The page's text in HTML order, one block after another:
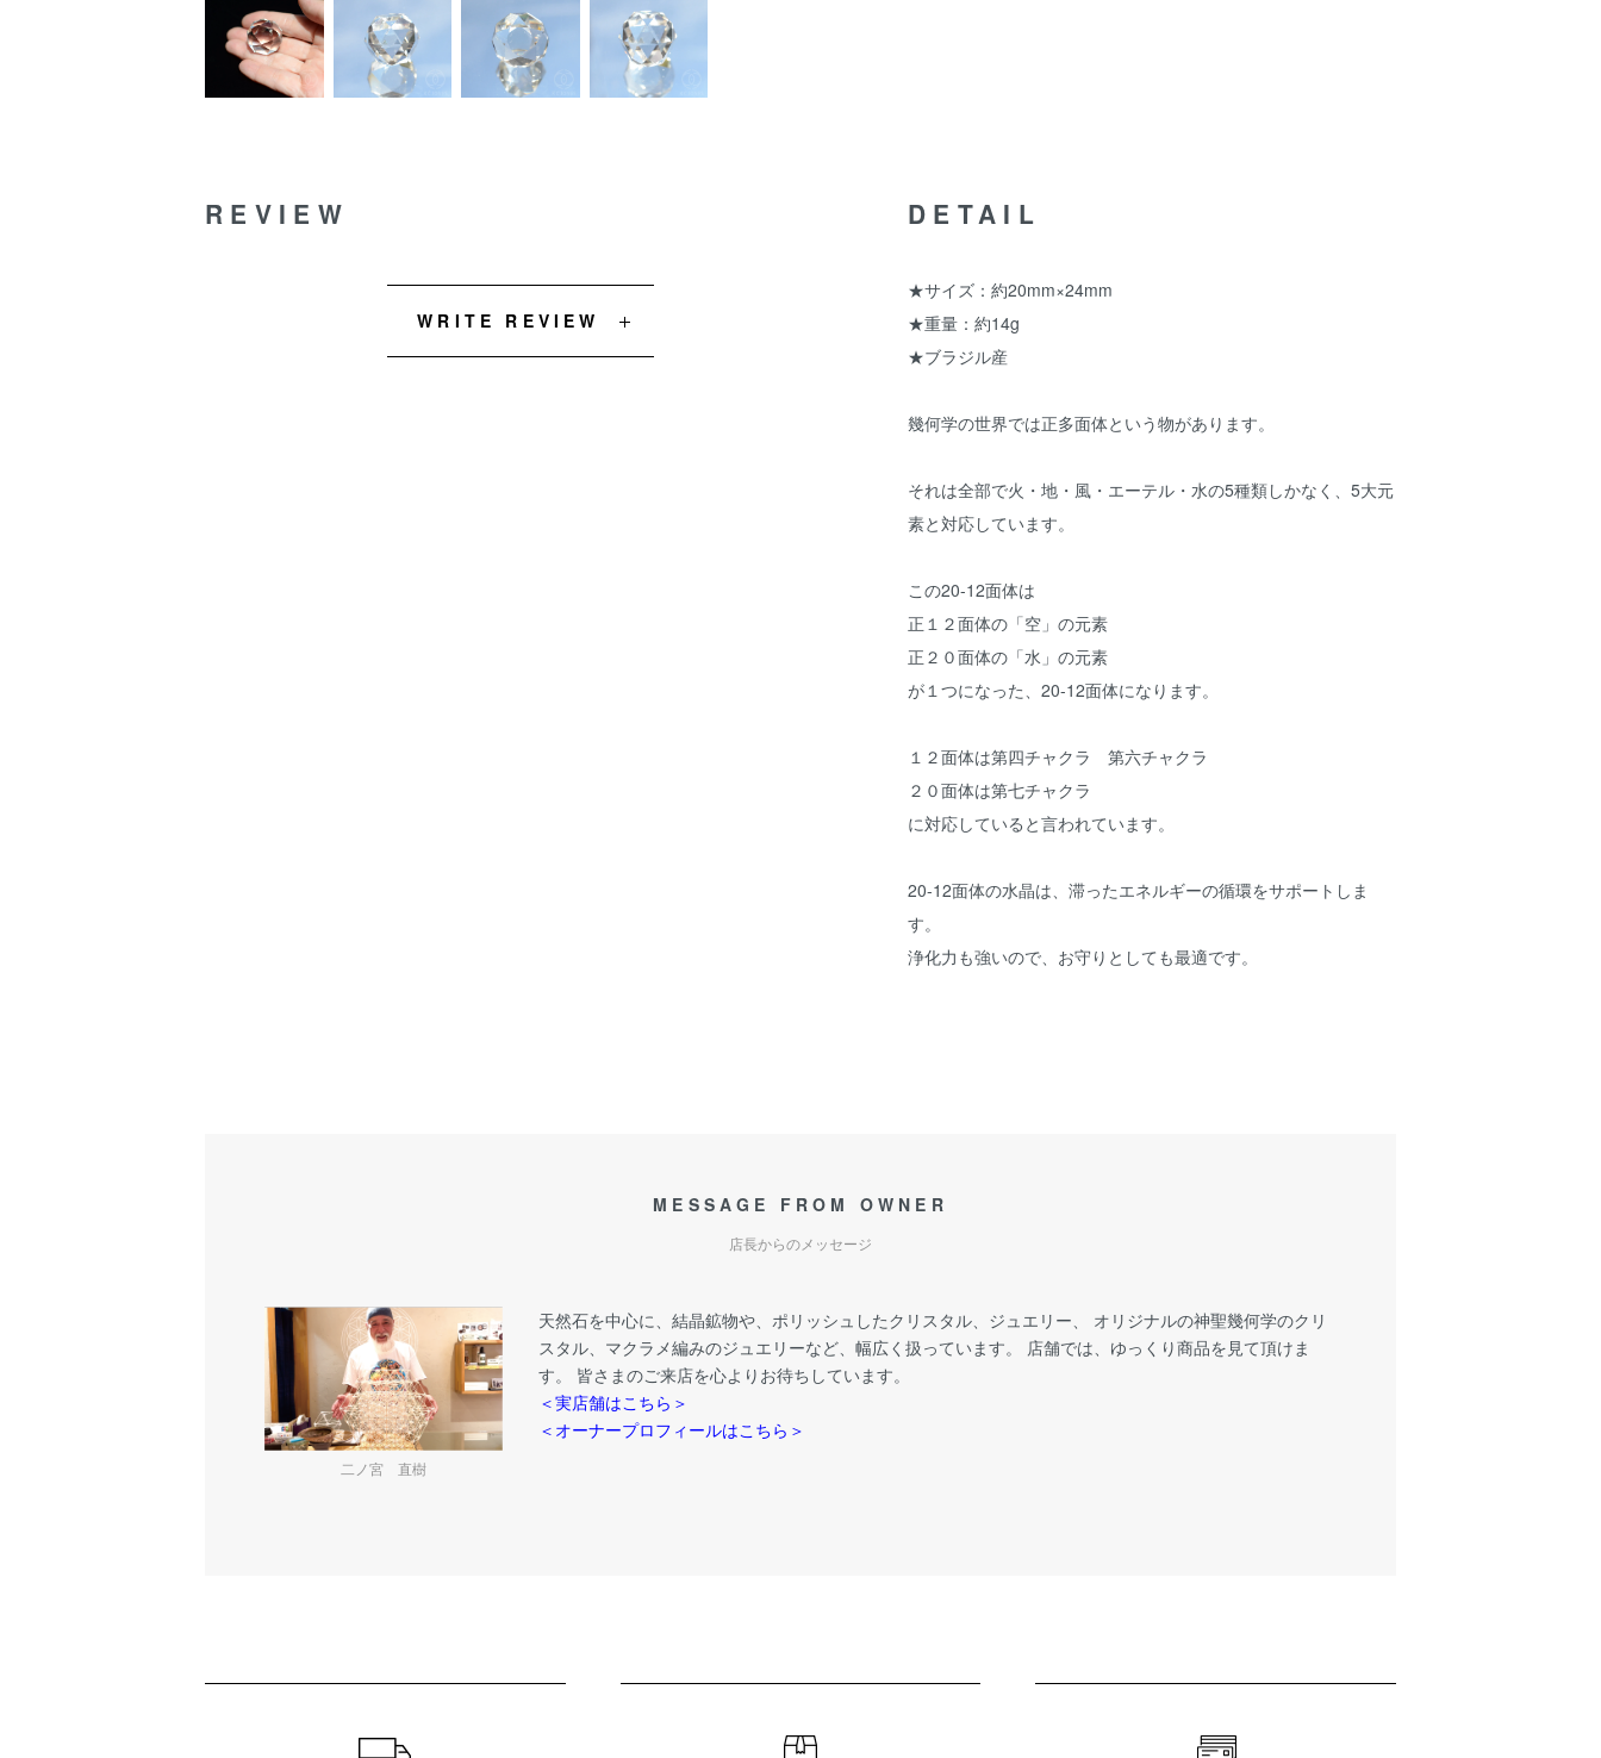
DETAIL
★サイズ：約20mm×24mm
★重量：約14g
★ブラジル産
幾何学の世界では正多面体という物があります。
それは全部で火・地・風・エーテル・水の5種類しかなく、5大元
素と対応しています。
この20-12面体は
正１２面体の「空」の元素
正２０面体の「水」の元素
が１つになった、20-12面体になります。
１２面体は第四チャクラ 第六チャクラ
２０面体は第七チャクラ
に対応していると言われています。
20-12面体の水晶は、滞ったエネルギーの循環をサポートしま
す。
浄化力も強いので、お守りとしても最適です。
REVIEW
WRITE REVIEW
MESSAGE FROM OWNER
店長からのメッセージ
二ノ宮 直樹
天然石を中心に、結晶鉱物や、ポリッシュしたクリスタル、ジュエリー、 オリジナルの神聖幾何学のクリ
スタル、マクラメ編みのジュエリーなど、幅広く扱っています。 店舗では、ゆっくり商品を見て頂けま
す。 皆さまのご来店を心よりお待ちしています。
＜実店舗はこちら＞
＜オーナープロフィールはこちら＞